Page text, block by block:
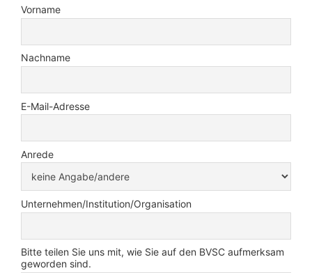
Vorname
Nachname
E-Mail-Adresse
Anrede
Unternehmen/Institution/Organisation
Bitte teilen Sie uns mit, wie Sie auf den BVSC aufmerksam
geworden sind.